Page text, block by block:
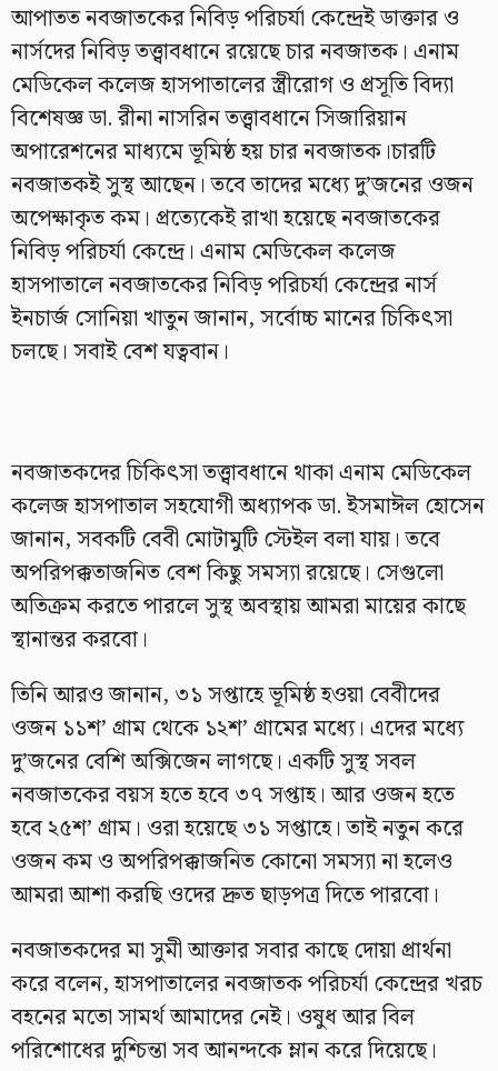
আপাতত নবজাতকের নিবিড় পরিচর্যা কেন্দ্রেই ডাক্তার ও
নার্সদের নিবিড় তত্ত্বাবধানে রয়েছে চার নবজাতক। এনাম
মেডিকেল কলেজ হাসপাতালের স্ত্রীরোগ ও প্রসূতি বিদ্যা
বিশেষজ্ঞ ডা. রীনা নাসরিন তত্ত্বাবধানে সিজারিয়ান
অপারেশনের মাধ্যমে ভূমিষ্ঠ হয় চার নবজাতক।চারটি
নবজাতকই সুস্থ আছেন। তবে তাদের মধ্যে দু’জনের ওজন
অপেক্ষাকৃত কম। প্রত্যেকেই রাখা হয়েছে নবজাতকের
নিবিড় পরিচর্যা কেন্দ্রে। এনাম মেডিকেল কলেজ
হাসপাতালে নবজাতকের নিবিড় পরিচর্যা কেন্দ্রের নার্স
ইনচার্জ সোনিয়া খাতুন জানান, সর্বোচ্চ মানের চিকিৎসা
চলছে। সবাই বেশ যত্ববান।
নবজাতকদের চিকিৎসা তত্ত্বাবধানে থাকা এনাম মেডিকেল
কলেজ হাসপাতাল সহযোগী অধ্যাপক ডা. ইসমাঈল হোসেন
জানান, সবকটি বেবী মোটামুটি স্টেইল বলা যায়। তবে
অপরিপক্কতাজনিত বেশ কিছু সমস্যা রয়েছে। সেগুলো
অতিক্রম করতে পারলে সুস্থ অবস্থায় আমরা মায়ের কাছে
স্থানান্তর করবো।
তিনি আরও জানান, ৩১ সপ্তাহে ভূমিষ্ঠ হওয়া বেবীদের
ওজন ১১শ’ গ্রাম থেকে ১২শ’ গ্রামের মধ্যে। এদের মধ্যে
দু’জনের বেশি অক্সিজেন লাগছে। একটি সুস্থ সবল
নবজাতকের বয়স হতে হবে ৩৭ সপ্তাহ। আর ওজন হতে
হবে ২৫শ’ গ্রাম। ওরা হয়েছে ৩১ সপ্তাহে। তাই নতুন করে
ওজন কম ও অপরিপক্কাজনিত কোনো সমস্যা না হলেও
আমরা আশা করছি ওদের দ্রুত ছাড়পত্র দিতে পারবো।
নবজাতকদের মা সুমী আক্তার সবার কাছে দোয়া প্রার্থনা
করে বলেন, হাসপাতালের নবজাতক পরিচর্যা কেন্দ্রের খরচ
বহনের মতো সামর্থ আমাদের নেই। ওষুধ আর বিল
পরিশোধের দুশ্চিন্তা সব আনন্দকে ম্লান করে দিয়েছে।